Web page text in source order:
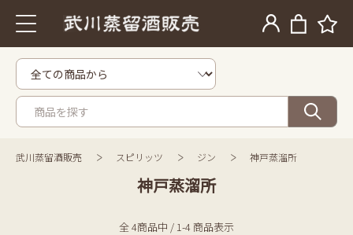
武川蒸留酒販売 スピリッツ ジン 神戸蒸溜所
神戸蒸溜所
全 4商品中 / 1-4 商品表示